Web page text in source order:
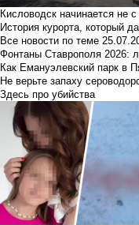
Кисловодск начинается не
История курорта, который
Все новости по теме
Фонтаны Ставрополя 2026:
Как Емануэлевский парк в
Не верьте запаху
Здесь про убийства